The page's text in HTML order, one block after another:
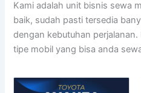
Kami adalah unit bisnis sewa
baik, sudah pasti tersedia
dengan kebutuhan
tipe mobil yang bisa anda